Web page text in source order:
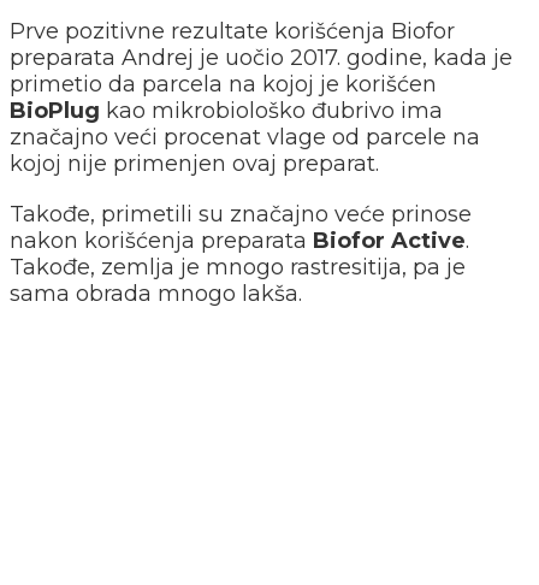
Prve pozitivne rezultate korišćenja Biofor
preparata Andrej je uočio 2017. godine, kada je
primetio da parcela na kojoj je korišćen
BioPlug kao mikrobiološko đubrivo ima
značajno veći procenat vlage od parcele na
kojoj nije primenjen ovaj preparat.
Takođe, primetili su značajno veće prinose
nakon korišćenja preparata Biofor Active.
Takođe, zemlja je mnogo rastresitija, pa je
sama obrada mnogo lakša.